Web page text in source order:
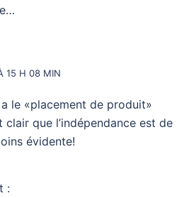
15 H 08 MIN
le «placement de produit»
clair que l’indépendance est de
évidente!
: